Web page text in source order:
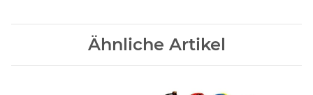
Ähnliche Artikel